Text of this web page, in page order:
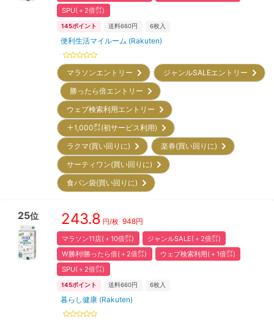
SPU(＋2倍㌽)
145ポイント 送料660円 6枚入
便利生活マイルーム (Rakuten)
マラソンエントリー
ジャンルSALEエントリー
勝ったら倍エントリー
ウェブ検索利用エントリー
＋1,000㌽(初サービス利用)
ラクマ(買い回りに)
楽券(買い回りに)
サーティワン(買い回りに)
食パン袋(買い回りに)
25位 243.8 円/枚 948円
マラソン11店(＋10倍㌽)
ジャンルSALE(＋2倍㌽)
W勝利!勝ったら倍(＋2倍㌽)
ウェブ検索利用(＋1倍㌽)
SPU(＋2倍㌽)
145ポイント 送料660円 6枚入
暮らし健康 (Rakuten)